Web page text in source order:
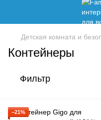
Детская комната и
Контейнеры
Фильтр
−21%